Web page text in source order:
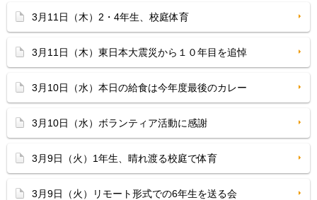
3月11日（木）2・4年生、校庭体育
3月11日（木）東日本大震災から１０年目を追悼
3月10日（水）本日の給食は今年度最後のカレー
3月10日（水）ボランティア活動に感謝
3月9日（火）1年生、晴れ渡る校庭で体育
3月9日（火）リモート形式での6年生を送る会